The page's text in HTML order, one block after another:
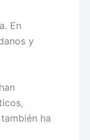
En
y
ha